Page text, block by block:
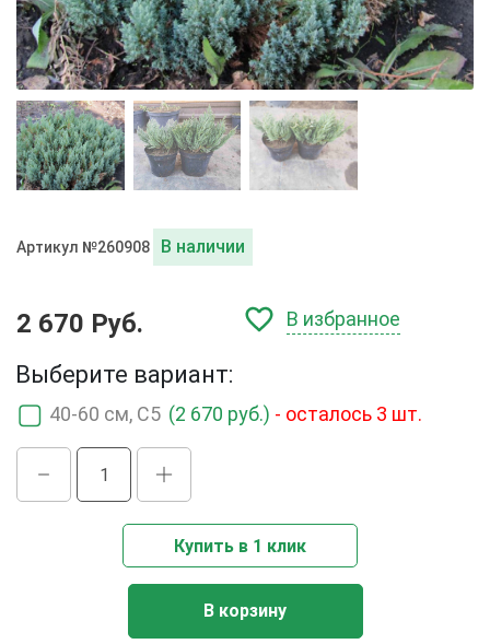
Артикул №260908 В наличии
2 670 Руб. В избранное
Выберите вариант:
40-60 см, C5 (2 670 руб.) - осталось 3 шт.
Купить в 1 клик
В корзину